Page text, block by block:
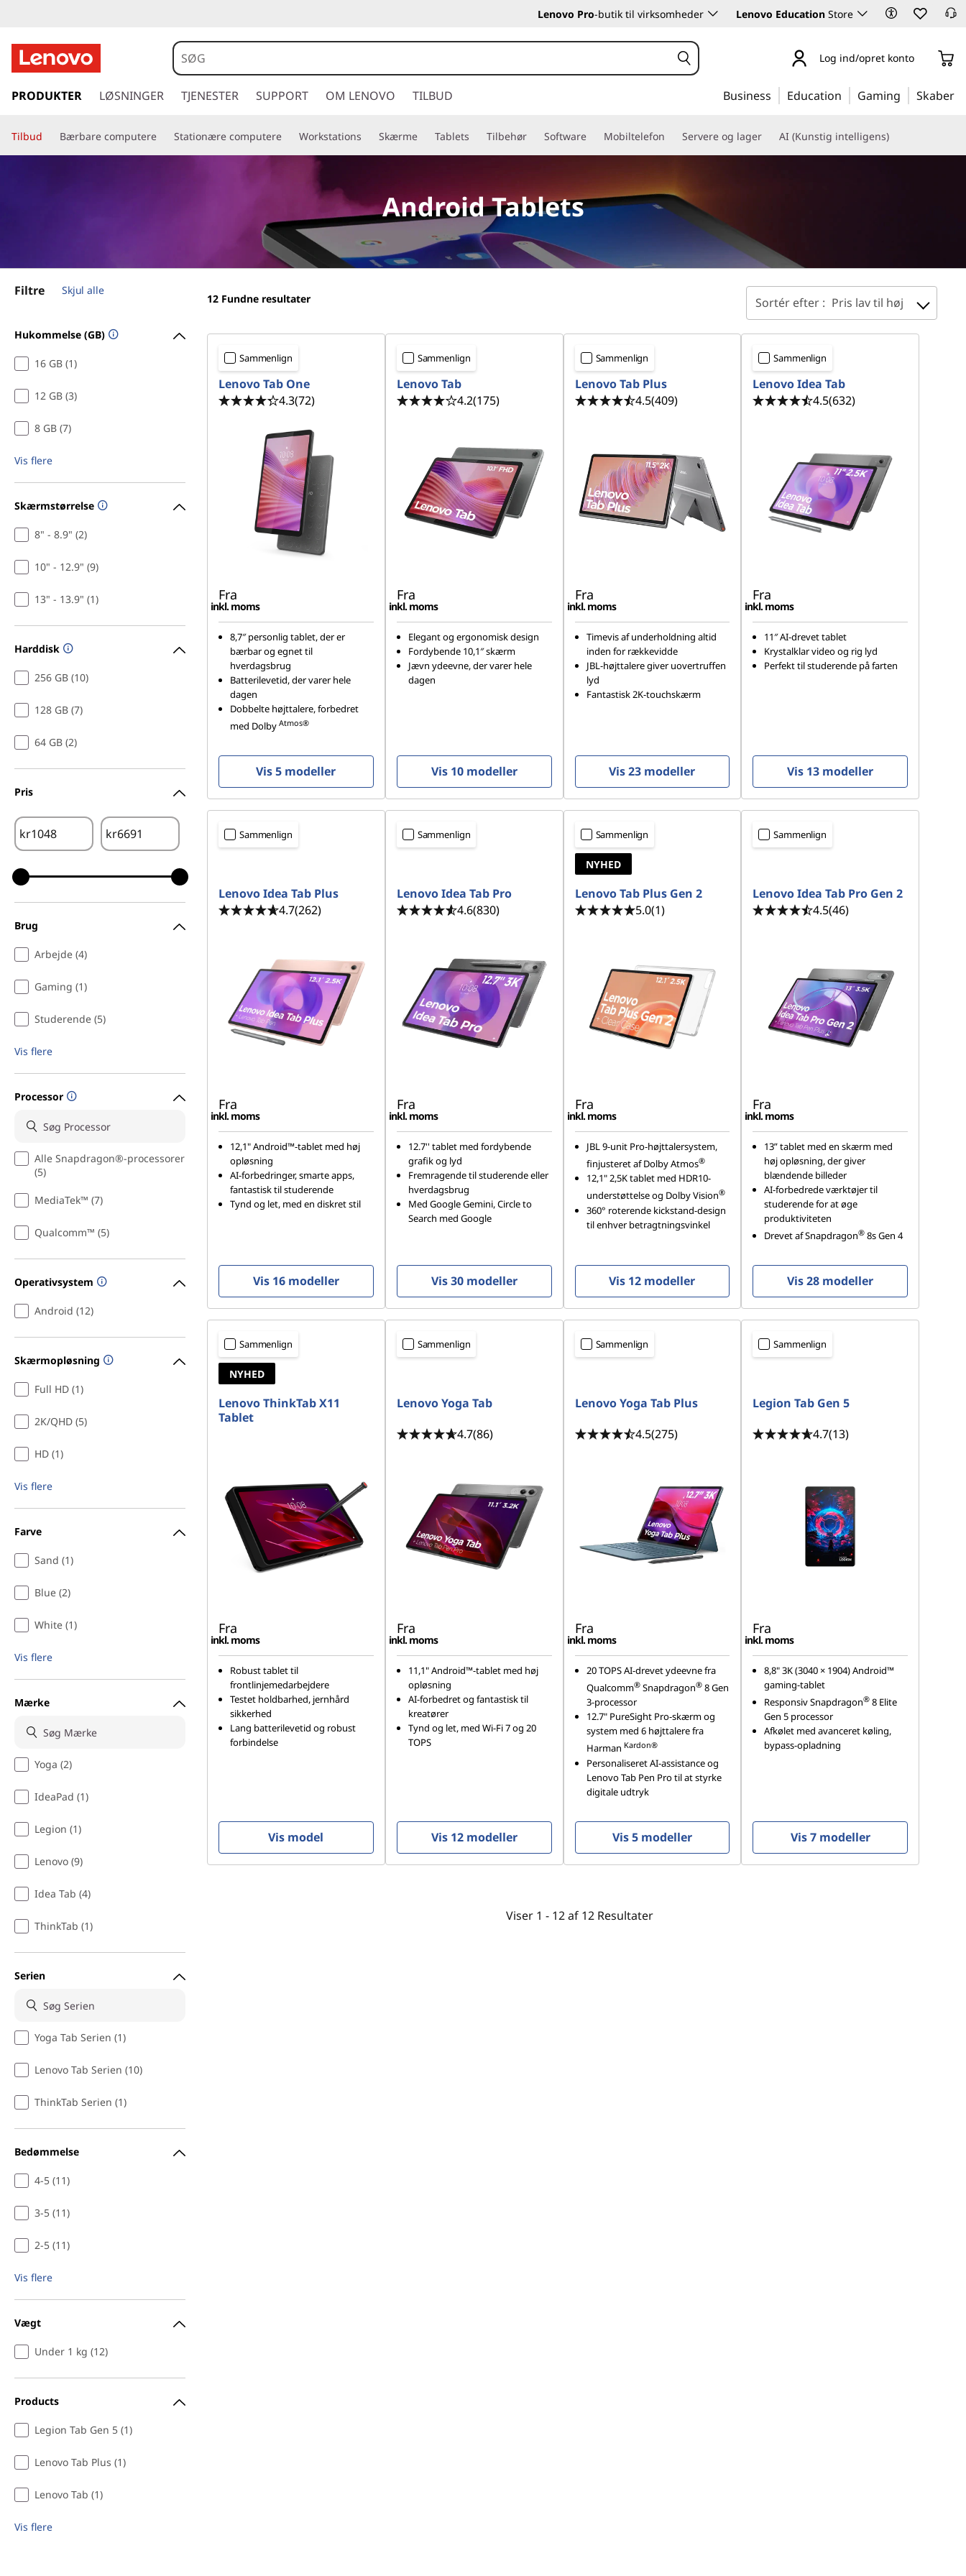
n
d
o
t
Lenovo Pro-butik til virksomheder Lenovo Education Store
p
n
g
e
d
d
d
Log ind/opret konto
PRODUKTER LØSNINGER TJENESTER SUPPORT OM LENOVO TILBUD Business Education Gaming Skaber
Tilbud Bærbare computere Stationære computere Workstations Skærme Tablets Tilbehør Software Mobiltelefon Servere og lager AI (Kunstig intelligens)
Android Tablets
Filtre Skjul alle
Hukommelse (GB)
16 GB (1)
12 GB (3)
8 GB (7)
Vis flere
Skærmstørrelse
8" - 8.9" (2)
10" - 12.9" (9)
13" - 13.9" (1)
Harddisk
256 GB (10)
128 GB (7)
64 GB (2)
Pris
kr kr
Brug
Arbejde (4)
Gaming (1)
Studerende (5)
Vis flere
Processor
Alle Snapdragon®-processorer
(5)
MediaTek™ (7)
Qualcomm™ (5)
Operativsystem
Android (12)
Skærmopløsning
Full HD (1)
2K/QHD (5)
HD (1)
Vis flere
Farve
Sand (1)
Blue (2)
White (1)
Vis flere
Mærke
Yoga (2)
IdeaPad (1)
Legion (1)
Lenovo (9)
Idea Tab (4)
ThinkTab (1)
Serien
Yoga Tab Serien (1)
Lenovo Tab Serien (10)
ThinkTab Serien (1)
Bedømmelse
4-5 (11)
3-5 (11)
2-5 (11)
Vis flere
Vægt
Under 1 kg (12)
Products
Legion Tab Gen 5 (1)
Lenovo Tab Plus (1)
Lenovo Tab (1)
Vis flere
12 Fundne resultater Sortér efter : Pris lav til høj
Sammenlign
Lenovo Tab One
4.3(72)
Fra
inkl. moms
8,7″ personlig tablet, der er
bærbar og egnet til
hverdagsbrug
Batterilevetid, der varer hele
dagen
Dobbelte højttalere, forbedret
med Dolby Atmos®
Vis 5 modeller
Sammenlign
Lenovo Tab
4.2(175)
Fra
inkl. moms
Elegant og ergonomisk design
Fordybende 10,1″ skærm
Jævn ydeevne, der varer hele
dagen
Vis 10 modeller
Sammenlign
Lenovo Tab Plus
4.5(409)
Fra
inkl. moms
Timevis af underholdning altid
inden for rækkevidde
JBL-højttalere giver uovertruffen
lyd
Fantastisk 2K-touchskærm
Vis 23 modeller
Sammenlign
Lenovo Idea Tab
4.5(632)
Fra
inkl. moms
11″ AI-drevet tablet
Krystalklar video og rig lyd
Perfekt til studerende på farten
Vis 13 modeller
Sammenlign
Lenovo Idea Tab Plus
4.7(262)
Fra
inkl. moms
12,1" Android™-tablet med høj
opløsning
AI-forbedringer, smarte apps,
fantastisk til studerende
Tynd og let, med en diskret stil
Vis 16 modeller
Sammenlign
Lenovo Idea Tab Pro
4.6(830)
Fra
inkl. moms
12.7'' tablet med fordybende
grafik og lyd
Fremragende til studerende eller
hverdagsbrug
Med Google Gemini, Circle to
Search med Google
Vis 30 modeller
Sammenlign
NYHED
Lenovo Tab Plus Gen 2
5.0(1)
Fra
inkl. moms
JBL 9-unit Pro-højttalersystem,
finjusteret af Dolby Atmos®
12,1" 2,5K tablet med HDR10-
understøttelse og Dolby Vision®
360° roterende kickstand-design
til enhver betragtningsvinkel
Vis 12 modeller
Sammenlign
Lenovo Idea Tab Pro Gen 2
4.5(46)
Fra
inkl. moms
13” tablet med en skærm med
høj opløsning, der giver
blændende billeder
AI-forbedrede værktøjer til
studerende for at øge
produktiviteten
Drevet af Snapdragon® 8s Gen 4
Vis 28 modeller
Sammenlign
NYHED
Lenovo ThinkTab X11
Tablet
Fra
inkl. moms
Robust tablet til
frontlinjemedarbejdere
Testet holdbarhed, jernhård
sikkerhed
Lang batterilevetid og robust
forbindelse
Vis model
Sammenlign
Lenovo Yoga Tab
4.7(86)
Fra
inkl. moms
11,1" Android™-tablet med høj
opløsning
AI-forbedret og fantastisk til
kreatører
Tynd og let, med Wi-Fi 7 og 20
TOPS
Vis 12 modeller
Sammenlign
Lenovo Yoga Tab Plus
4.5(275)
Fra
inkl. moms
20 TOPS AI-drevet ydeevne fra
Qualcomm®Snapdragon®8 Gen
3-processor
12.7" PureSight Pro-skærm og
system med 6 højttalere fra
Harman Kardon®
Personaliseret AI-assistance og
Lenovo Tab Pen Pro til at styrke
digitale udtryk
Vis 5 modeller
Sammenlign
Legion Tab Gen 5
4.7(13)
Fra
inkl. moms
8,8" 3K (3040 × 1904) Android™
gaming-tablet
Responsiv Snapdragon® 8 Elite
Gen 5 processor
Afkølet med avanceret køling,
bypass-opladning
Vis 7 modeller
Viser1 - 12 af 12 Resultater